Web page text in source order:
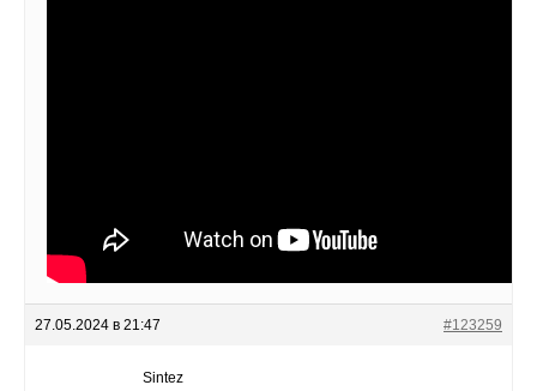
27.05.2024 в 21:47 #123259
Sintez